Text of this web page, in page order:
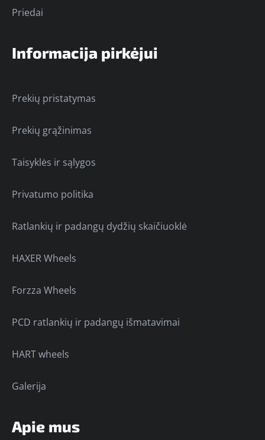
Priedai
Informacija pirkėjui
Prekių pristatymas
Prekių grąžinimas
Taisyklės ir sąlygos
Privatumo politika
Ratlankių ir padangų dydžių skaičiuoklė
HAXER Wheels
Forzza Wheels
PCD ratlankių ir padangų išmatavimai
HART wheels
Galerija
Apie mus